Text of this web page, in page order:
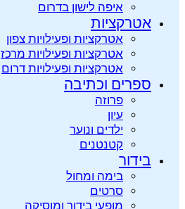
איפה לישון בדרום
אטרקציות
אטרקציות ופעילויות צפון
אטרקציות ופעילויות מרכז
אטרקציות ופעילויות דרום
ספרים וכתיבה
פרוזה
עיון
ילדים ונוער
קטנטנים
בידור
בימה ומחול
סרטים
מופעי בידור ומוסיקה